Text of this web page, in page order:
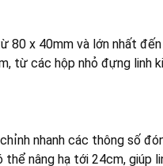
x 40mm và lớn nhất
từ các hộp nhỏ đựng linh
nhanh các thông số
nâng hạ tới 24cm,